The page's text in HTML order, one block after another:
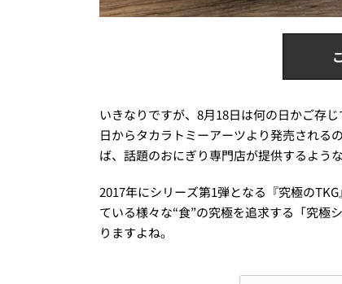
いきなりですが、8月18日は何の日かご存
日からタカラトミーアーツより発売される
ば、話題のおにぎり専門店が提供するよう
2017年にシリーズ第1弾となる『究極の
ている様々な“食”の究極を追求する「究極
りますよね。